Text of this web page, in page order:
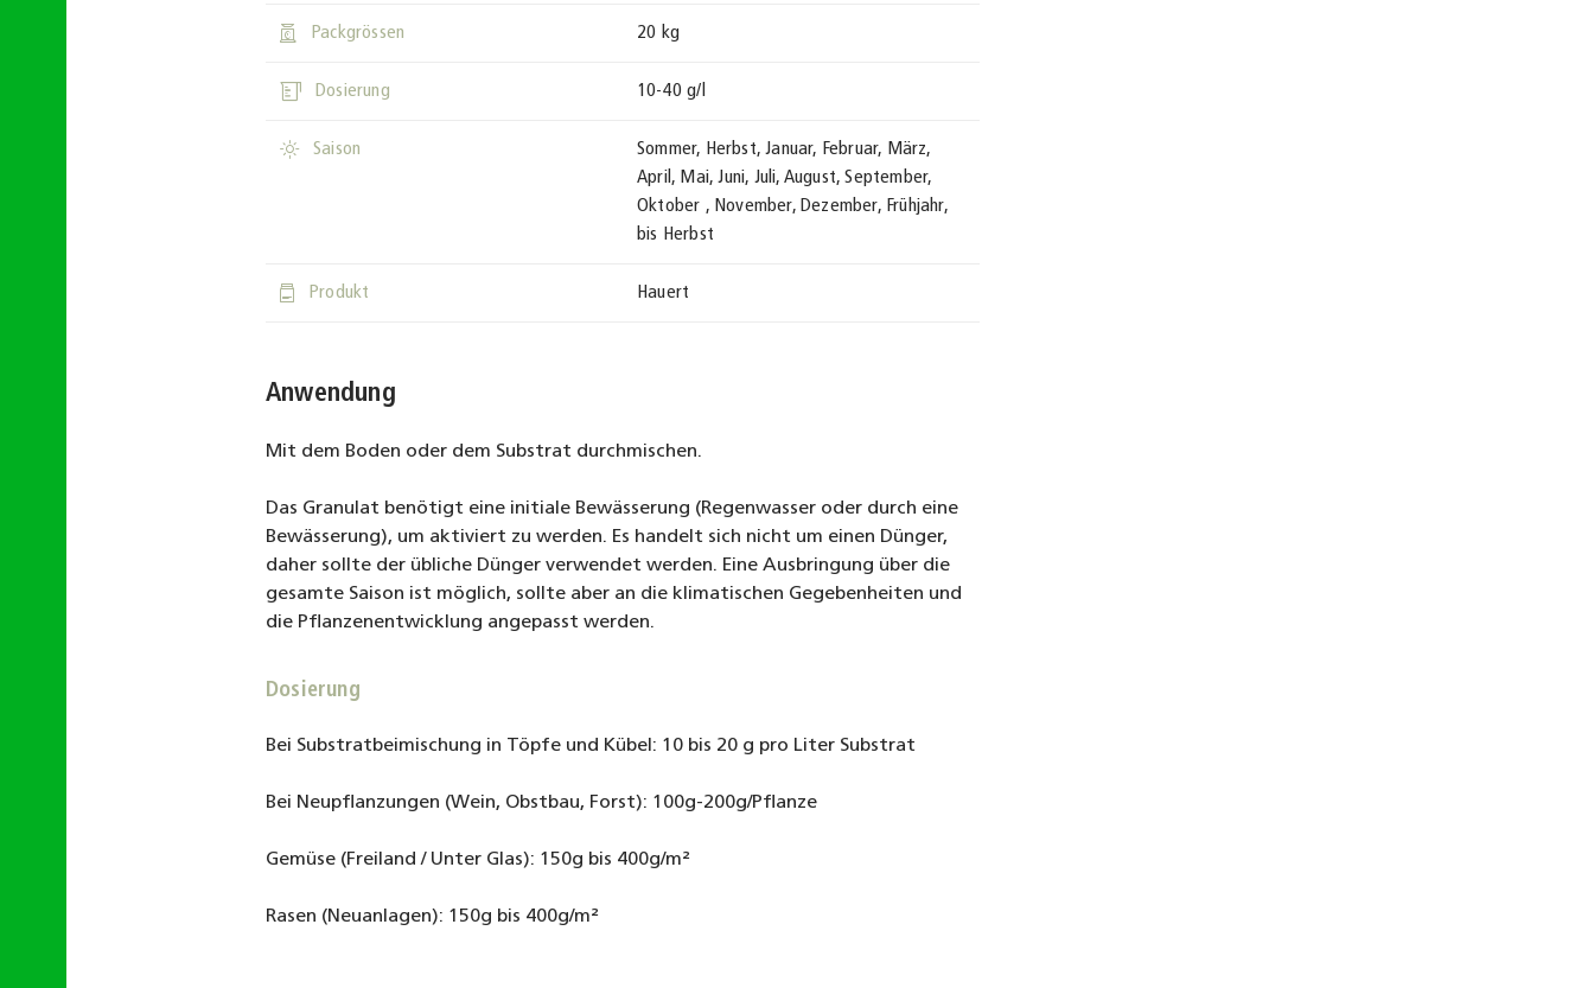
sizes Packgrössen 20 kg
dosing Dosierung 10-40 g/l
season Saison
Sommer, Herbst, Januar, Februar, März,
April, Mai, Juni, Juli, August, September,
Oktober , November, Dezember, Frühjahr,
bis Herbst
product Produkt Hauert
Anwendung
Mit dem Boden oder dem Substrat durchmischen.
Das Granulat benötigt eine initiale Bewässerung (Regenwasser oder durch eine
Bewässerung), um aktiviert zu werden. Es handelt sich nicht um einen Dünger,
daher sollte der übliche Dünger verwendet werden. Eine Ausbringung über die
gesamte Saison ist möglich, sollte aber an die klimatischen Gegebenheiten und
die Pflanzenentwicklung angepasst werden.
Dosierung
Bei Substratbeimischung in Töpfe und Kübel: 10 bis 20 g pro Liter Substrat
Bei Neupflanzungen (Wein, Obstbau, Forst): 100g-200g/Pflanze
Gemüse (Freiland / Unter Glas): 150g bis 400g/m²
Rasen (Neuanlagen): 150g bis 400g/m²